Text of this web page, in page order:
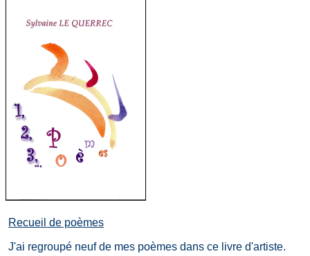
Recueil de poèmes
J'ai regroupé neuf de mes poèmes dans ce livre d'artiste.